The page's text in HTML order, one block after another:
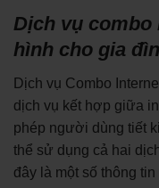
Dịch vụ combo
hình cho gia
Dịch vụ Combo
dịch vụ kết hợp giữa
phép người dùng tiết
thể sử dụng cả hai
đây là một số thông